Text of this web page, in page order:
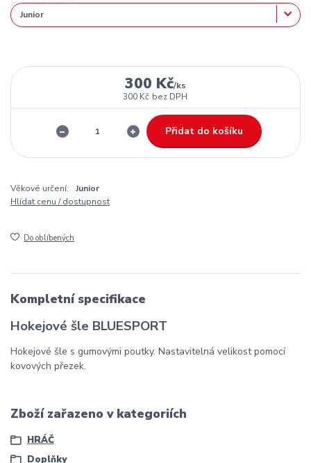
300 Kč/ks
300 Kč bez DPH
Přidat do košíku
Věkové určení:
Junior
Hlídat cenu / dostupnost
Do oblíbených
Kompletní specifikace
Hokejové šle BLUESPORT
Hokejové šle s gumovými poutky. Nastavitelná velikost pomocí
kovových přezek.
Zboží zařazeno v kategoriích
HRÁČ
Doplňky